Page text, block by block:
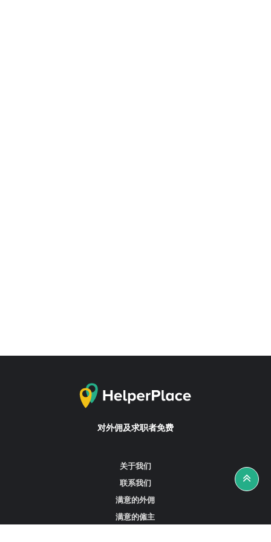
对外佣及求职者免费
关于我们
联系我们
满意的外佣
满意的僱主